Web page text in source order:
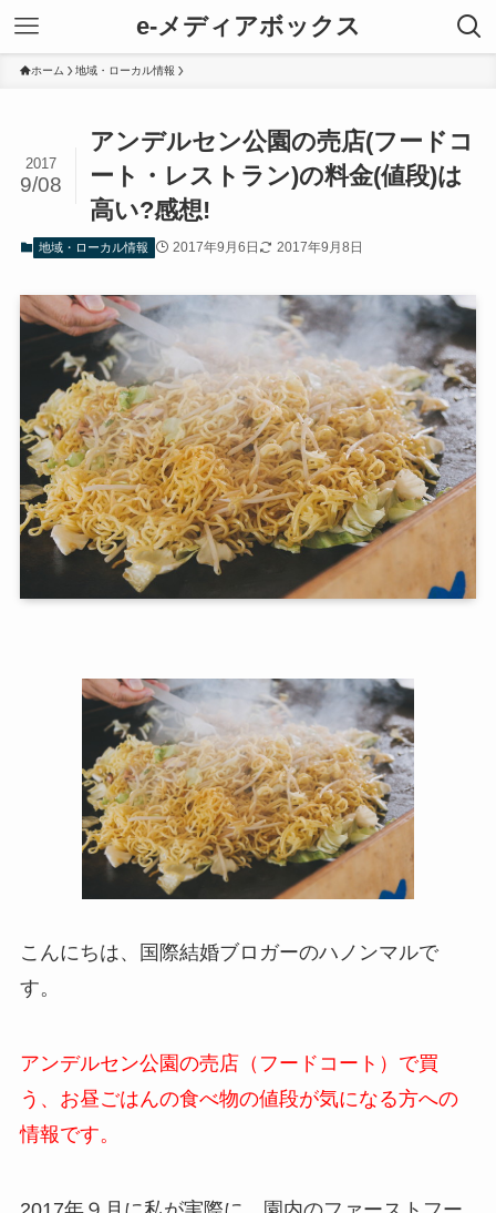
e-メディアボックス
ホーム 地域・ローカル情報
アンデルセン公園の売店(フードコ
ート・レストラン)の料金(値段)は
高い?感想!
2017
9/08
地域・ローカル情報 2017年9月6日 2017年9月8日
こんにちは、国際結婚ブロガーのハノンマルで
す。
アンデルセン公園の売店（フードコート）で買
う、お昼ごはんの食べ物の値段が気になる方への
情報です。